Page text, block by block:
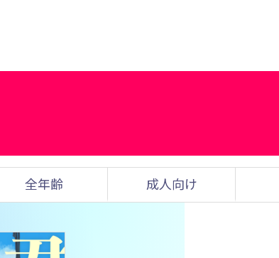
全年齢 成人向け